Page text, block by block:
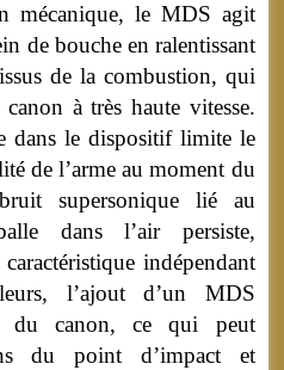
mécanique, le MDS agit
de bouche en ralentissant
de la combustion, qui
à très haute vitesse.
dans le dispositif limite le
de l’arme au moment du
supersonique lié au
dans l’air persiste,
indépendant
l’ajout d’un MDS
du canon, ce qui peut
du point d’impact et